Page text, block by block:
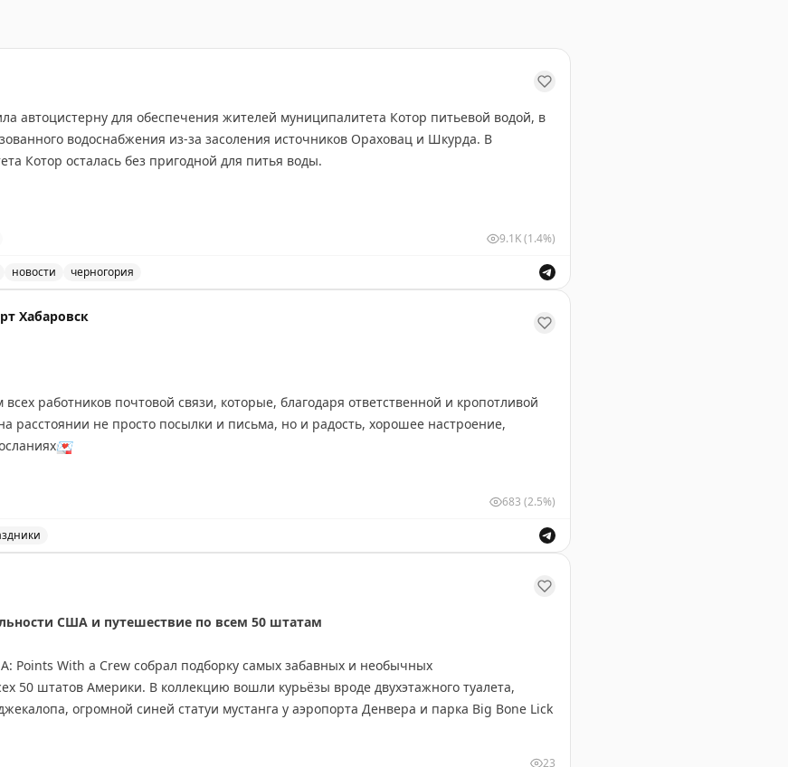
автоцистерну для обеспечения жителей муниципалитета Котор питьевой водой, в
водоснабжения из-за засоления источников Ораховац и Шкурда. В
Котор осталась без пригодной для питья воды.
9.1K(1.4%)
новости черногория
Хабаровск
работников почтовой связи, которые, благодаря ответственной и кропотливой
💌
683 (2.5%)
США и путешествие по всем 50 штатам
Points With a Crew собрал подборку самых забавных и необычных
50 штатов Америки. В коллекцию вошли курьёзы вроде двухэтажного туалета,
огромной синей статуи мустанга у аэропорта Денвера и парка Big Bone Lick
23